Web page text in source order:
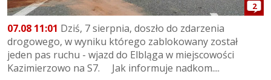
2
07.08 11:01 Dziś, 7 sierpnia, doszło do zdarzenia
drogowego, w wyniku którego zablokowany został
jeden pas ruchu - wjazd do Elbląga w miejscowości
Kazimierzowo na S7. Jak informuje nadkom....